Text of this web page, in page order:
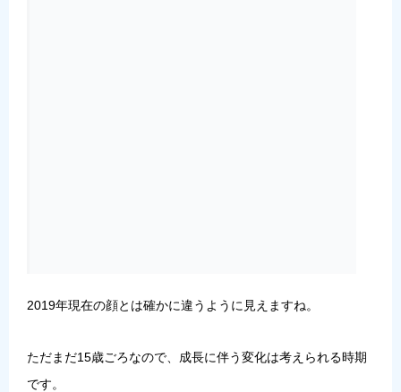
2019年現在の顔とは確かに違うように見えますね。
ただまだ15歳ごろなので、成長に伴う変化は考えられる時期
です。